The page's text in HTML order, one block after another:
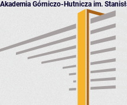
Akademia Górniczo-Hutnicza im.